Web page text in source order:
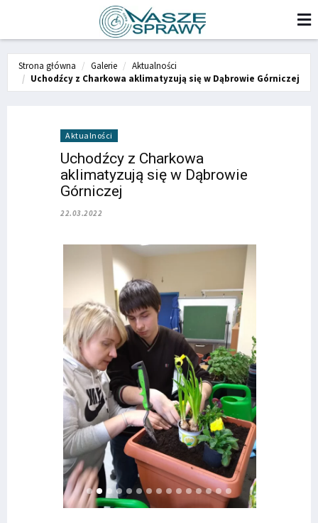
Strona główna Galerie
Aktualności
Uchodźcy z Charkowa aklimatyzują się w Dąbrowie Górniczej
Aktualności
Uchodźcy z Charkowa
aklimatyzują się w Dąbrowie
Górniczej
22.03.2022